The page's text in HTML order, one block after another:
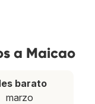
a Maicao
barato
marzo